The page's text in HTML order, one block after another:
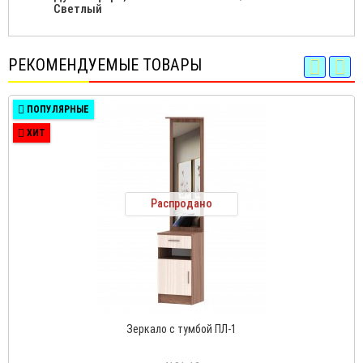
Светлый
РЕКОМЕНДУЕМЫЕ ТОВАРЫ
ПОПУЛЯРНЫЕ
ХИТ
Распродано
Зеркало с тумбой ПЛ-1